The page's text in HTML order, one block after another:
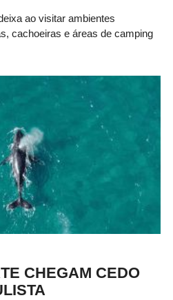
ao visitar ambientes
cachoeiras e áreas de camping
CHEGAM CEDO